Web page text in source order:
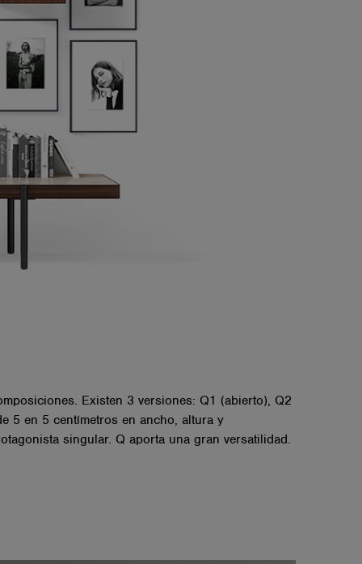
Existen 3 versiones: Q1 (abierto), Q2
5 en 5 centímetros en ancho, altura y
singular. Q aporta una gran versatilidad.